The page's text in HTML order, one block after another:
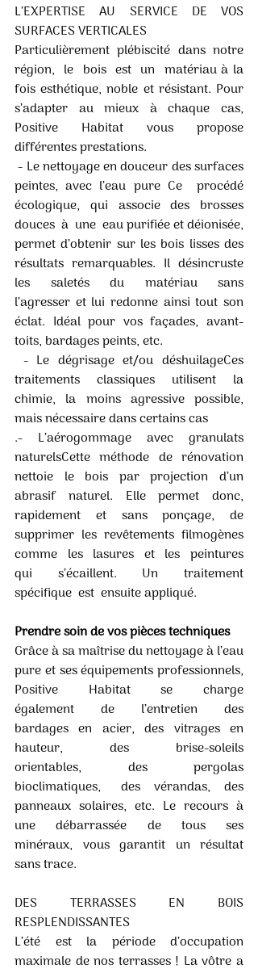
L’EXPERTISE AU SERVICE DE VOS
SURFACES VERTICALES
Particulièrement  plébiscité  dans  notre
région,  le  bois  est  un  matériau à la
fois esthétique, noble et résistant. Pour
s’adapter au mieux à chaque cas,
Positive Habitat vous propose
différentes prestations.
- Le nettoyage en douceur des surfaces
peintes, avec l’eau pure Ce  procédé
écologique,  qui  associe  des  brosses
douces  à  une  eau purifiée et déionisée,
permet d’obtenir sur les bois lisses des
résultats  remarquables.  Il  désincruste
les  saletés  du  matériau  sans
l’agresser et lui redonne ainsi tout son
éclat. Idéal pour vos façades, avant-
toits, bardages peints, etc.
traitements classiques utilisent la
chimie, la moins agressive possible,
mais nécessaire dans certains cas
.- L’aérogommage avec granulats
naturelsCette méthode de rénovation
nettoie le bois par projection d’un
abrasif naturel. Elle permet donc,
rapidement et sans ponçage, de
supprimer  les  revêtements  filmogènes
comme  les  lasures  et  les  peintures
qui  s’écaillent.  Un  traitement
spécifique  est  ensuite appliqué.
Prendre soin de vos pièces techniques
Grâce à sa maîtrise du nettoyage à l’eau
pure et ses équipements professionnels,
Positive   Habitat   se   charge
également   de   l’entretien   des
bardages   en   acier,   des   vitrages   en
hauteur,   des   brise-soleils
orientables,   des   pergolas
bioclimatiques,   des  vérandas,  des
panneaux  solaires,  etc.  Le  recours  à
une  débarrassée  de  tous  ses
minéraux,  vous  garantit  un  résultat
sans trace.
DES TERRASSES EN BOIS
RESPLENDISSANTES
L’été est la période d’occupation
maximale de nos terrasses ! La vôtre a